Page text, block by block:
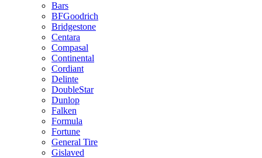
Bars
BFGoodrich
Bridgestone
Centara
Compasal
Continental
Cordiant
Delinte
DoubleStar
Dunlop
Falken
Formula
Fortune
General Tire
Gislaved